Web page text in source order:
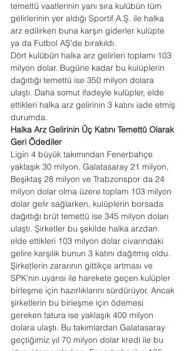
temettü vaatlerinin yanı sıra kulübün tüm
gelirlerinin yer aldığı Sportif A.Ş. ile halka
arz edilirken buna karşın giderler kulüpte
ya da Futbol AŞ'de bırakıldı.
Dört kulübün halka arz gelirleri toplamı 103
milyon dolar. Bugüne kadar bu kulüplerin
dağıttığı temettü ise 350 milyon dolara
ulaştı. Daha somut ifadeyle kulüpler, elde
ettikleri halka arz gelirinin 3 katını iade etmiş
durumda.
Halka Arz Gelirinin Üç Katını Temettü Olarak
Geri Ödediler
Ligin 4 büyük takımından Fenerbahçe
yaklaşık 30 milyon, Galatasaray 21 milyon,
Beşiktaş 28 milyon ve Trabzonspor da 24
milyon dolar olma üzere toplam 103 milyon
dolar gelir sağlarken, kulüplerin borsada
dağıttığı brüt temettü ise 345 milyon doları
ulaştı. Şirketler bu şekilde halka arzdan
elde ettikleri 103 milyon dolar civarındaki
gelire karşılık bunun 3 katını dağıtmış oldu.
Şirketlerin zararının gittikçe artması ve
SPK’nın uyarısı ile harekete geçen kulüpler
birleşme için hazırlıklarını sürdürüyor. Ancak
şirketlerin bu birleşme için ödemesi
gereken fatura ise yaklaşık 400 milyon
dolara ulaştı. Bu takımlardan Galatasaray
geçtiğimiz yıl 70 milyon dolar kredi ile bu